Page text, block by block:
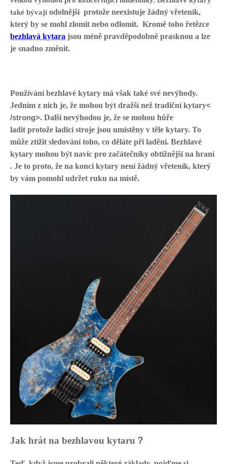
také bývají odolnější protože neexistuje žádný vřeteník,
který by se mohl zlomit nebo odlomit. Kromě toho řetězce
bezhlavá kytara jsou méně pravděpodobně prasknou a lze
je snadno změnit.
Používání bezhlavé kytary má však také své nevýhody.
Jedním z nich je, že mohou být dražší než tradiční kytary<
/strong>. Další nevýhodou je, že se mohou hůře
ladit protože ladicí stroje jsou umístěny v těle kytary. To
může ztížit sledování toho, co děláte při ladění. Bezhlavé
kytary mohou být navíc pro začátečníky obtížnější na hraní
. Je to proto, že na konci kytary není žádný vřeteník, který
by vám pomohl udržet ruku na místě.
Jak hrát na bezhlavou kytaru ？